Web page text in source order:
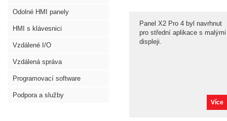
Odolné HMI panely
HMI s klávesnici
Vzdálené I/O
Vzdálená správa
Programovací software
Podpora a služby
Panel X2 Pro 4 byl navrhnut
pro střední aplikace s malými
displeji.
Více